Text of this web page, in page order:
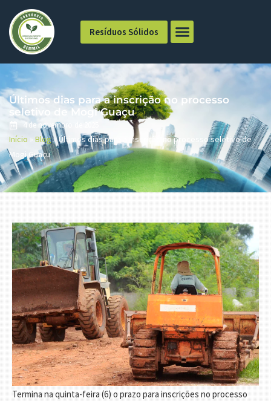
Resíduos Sólidos
Últimos dias para a inscrição no processo
seletivo de Mogi Guaçu
4 de novembro de 2025
Início » Blog»Últimos dias para a inscrição no processo seletivo de
Mogi Guaçu
Termina na quinta-feira (6) o prazo para inscrições no processo